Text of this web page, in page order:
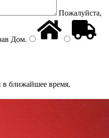
Пожалуйста,
Дом.
ближайшее время.